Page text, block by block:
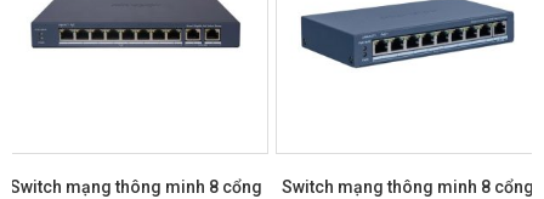
Switch mạng thông minh 8 cổng
Switch mạng thông minh 8 cổng